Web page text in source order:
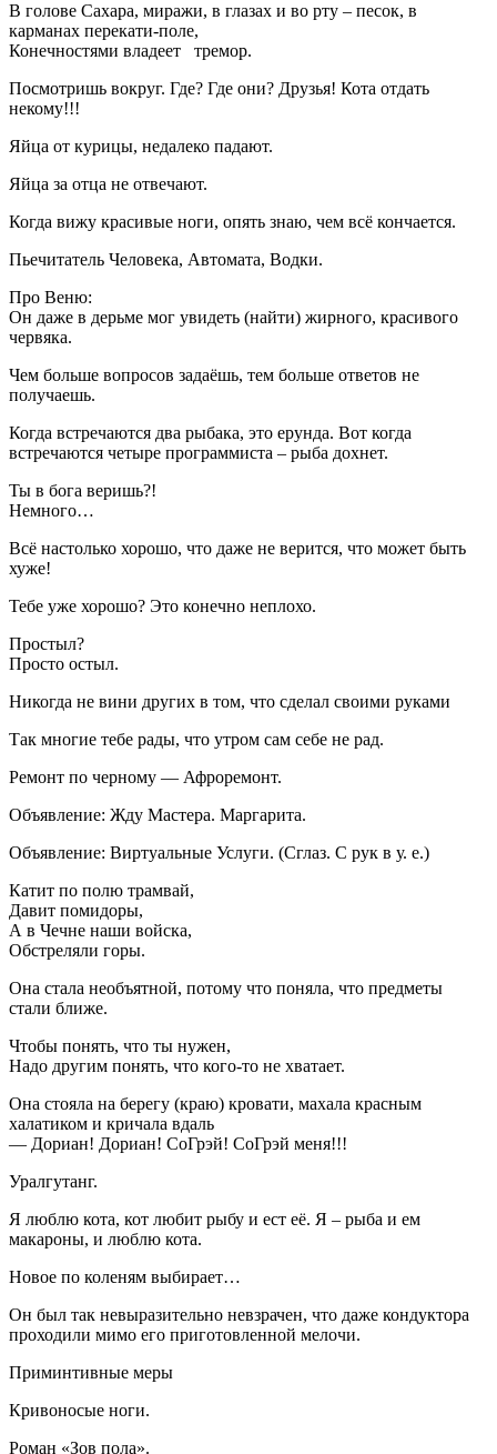
В голове Сахара, миражи, в глазах и во рту – песок, в
карманах перекати-поле,
Конечностями владеет тремор.
Посмотришь вокруг. Где? Где они? Друзья! Кота отдать
некому!!!
Яйца от курицы, недалеко падают.
Яйца за отца не отвечают.
Когда вижу красивые ноги, опять знаю, чем всё кончается.
Пьечитатель Человека, Автомата, Водки.
Про Веню:
Он даже в дерьме мог увидеть (найти) жирного, красивого
червяка.
Чем больше вопросов задаёшь, тем больше ответов не
получаешь.
Когда встречаются два рыбака, это ерунда. Вот когда
встречаются четыре программиста – рыба дохнет.
Ты в бога веришь?!
Немного…
Всё настолько хорошо, что даже не верится, что может быть
хуже!
Тебе уже хорошо? Это конечно неплохо.
Простыл?
Просто остыл.
Никогда не вини других в том, что сделал своими руками
Так многие тебе рады, что утром сам себе не рад.
Ремонт по черному — Афроремонт.
Объявление: Жду Мастера. Маргарита.
Объявление: Виртуальные Услуги. (Сглаз. С рук в у. е.)
Катит по полю трамвай,
Давит помидоры,
А в Чечне наши войска,
Обстреляли горы.
Она стала необъятной, потому что поняла, что предметы
стали ближе.
Чтобы понять, что ты нужен,
Надо другим понять, что кого-то не хватает.
Она стояла на берегу (краю) кровати, махала красным
халатиком и кричала вдаль
— Дориан! Дориан! СоГрэй! СоГрэй меня!!!
Уралгутанг.
Я люблю кота, кот любит рыбу и ест её. Я – рыба и ем
макароны, и люблю кота.
Новое по коленям выбирает…
Он был так невыразительно невзрачен, что даже кондуктора
проходили мимо его приготовленной мелочи.
Приминтивные меры
Кривоносые ноги.
Роман «Зов пола».